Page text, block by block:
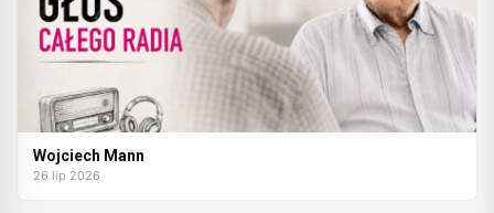
Wojciech Mann
26 lip 2026